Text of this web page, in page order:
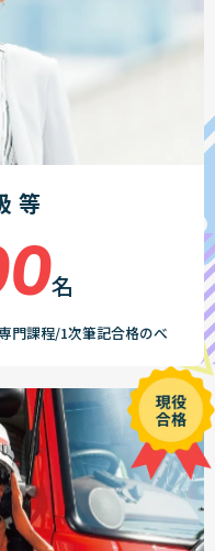
等
名
門課程/1次筆記合格のべ